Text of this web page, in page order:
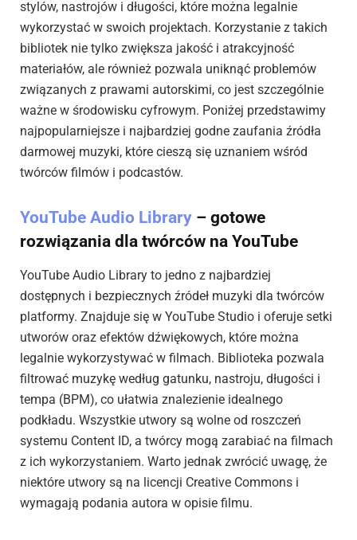
stylów, nastrojów i długości, które można legalnie
wykorzystać w swoich projektach. Korzystanie z takich
bibliotek nie tylko zwiększa jakość i atrakcyjność
materiałów, ale również pozwala uniknąć problemów
związanych z prawami autorskimi, co jest szczególnie
ważne w środowisku cyfrowym. Poniżej przedstawimy
najpopularniejsze i najbardziej godne zaufania źródła
darmowej muzyki, które cieszą się uznaniem wśród
twórców filmów i podcastów.
YouTube Audio Library – gotowe
rozwiązania dla twórców na YouTube
YouTube Audio Library to jedno z najbardziej
dostępnych i bezpiecznych źródeł muzyki dla twórców
platformy. Znajduje się w YouTube Studio i oferuje setki
utworów oraz efektów dźwiękowych, które można
legalnie wykorzystywać w filmach. Biblioteka pozwala
filtrować muzykę według gatunku, nastroju, długości i
tempa (BPM), co ułatwia znalezienie idealnego
podkładu. Wszystkie utwory są wolne od roszczeń
systemu Content ID, a twórcy mogą zarabiać na filmach
z ich wykorzystaniem. Warto jednak zwrócić uwagę, że
niektóre utwory są na licencji Creative Commons i
wymagają podania autora w opisie filmu.